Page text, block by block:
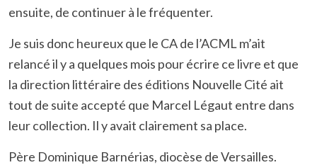
ensuite, de continuer à le fréquenter.
Je suis donc heureux que le CA de l’ACML m’ait
relancé il y a quelques mois pour écrire ce livre et que
la direction littéraire des éditions Nouvelle Cité ait
tout de suite accepté que Marcel Légaut entre dans
leur collection. Il y avait clairement sa place.
Père Dominique Barnérias, diocèse de Versailles.